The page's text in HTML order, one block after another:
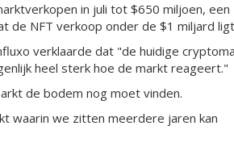
in juli tot $650 miljoen, een
de NFT verkoop onder de $1 miljard
verklaarde dat "de huidige
heel sterk hoe de markt reageert."
de bodem nog moet vinden.
waarin we zitten meerdere jaren kan